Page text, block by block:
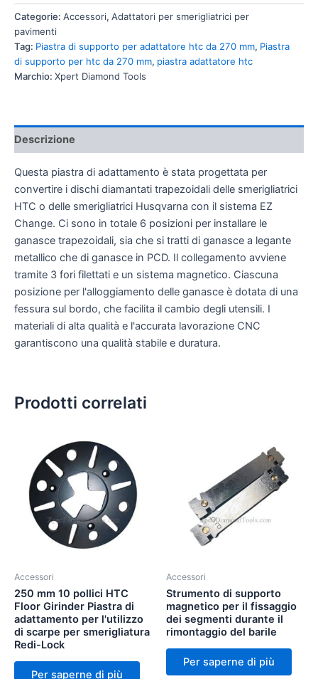
Categorie: Accessori, Adattatori per smerigliatrici per
pavimenti
Tag: Piastra di supporto per adattatore htc da 270 mm, Piastra
di supporto per htc da 270 mm, piastra adattatore htc
Marchio: Xpert Diamond Tools
Descrizione
Questa piastra di adattamento è stata progettata per
convertire i dischi diamantati trapezoidali delle smerigliatrici
HTC o delle smerigliatrici Husqvarna con il sistema EZ
Change. Ci sono in totale 6 posizioni per installare le
ganasce trapezoidali, sia che si tratti di ganasce a legante
metallico che di ganasce in PCD. Il collegamento avviene
tramite 3 fori filettati e un sistema magnetico. Ciascuna
posizione per l'alloggiamento delle ganasce è dotata di una
fessura sul bordo, che facilita il cambio degli utensili. I
materiali di alta qualità e l'accurata lavorazione CNC
garantiscono una qualità stabile e duratura.
Prodotti correlati
Accessori
250 mm 10 pollici HTC
Floor Girinder Piastra di
adattamento per l'utilizzo
di scarpe per smerigliatura
Redi-Lock
Per saperne di più
Accessori
Strumento di supporto
magnetico per il fissaggio
dei segmenti durante il
rimontaggio del barile
Per saperne di più